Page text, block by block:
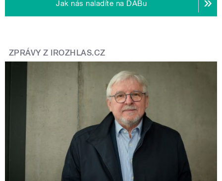
Jak nás naladíte na DABu
ZPRÁVY Z IROZHLAS.CZ